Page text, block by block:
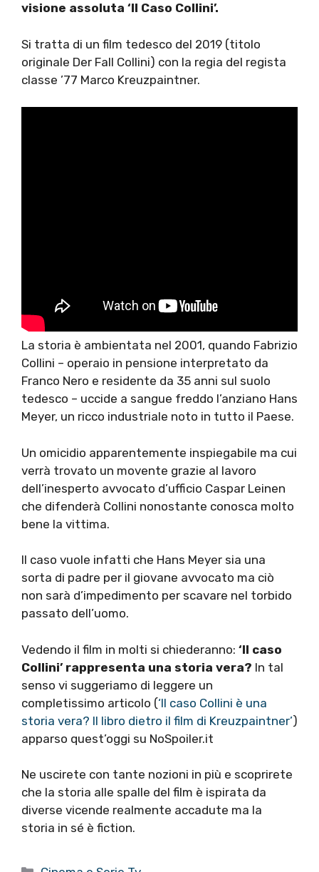
visione assoluta ‘Il Caso Collini’.
Si tratta di un film tedesco del 2019 (titolo
originale Der Fall Collini) con la regia del regista
classe ’77 Marco Kreuzpaintner.
La storia è ambientata nel 2001, quando Fabrizio
Collini – operaio in pensione interpretato da
Franco Nero e residente da 35 anni sul suolo
tedesco – uccide a sangue freddo l’anziano Hans
Meyer, un ricco industriale noto in tutto il Paese.
Un omicidio apparentemente inspiegabile ma cui
verrà trovato un movente grazie al lavoro
dell’inesperto avvocato d’ufficio Caspar Leinen
che difenderà Collini nonostante conosca molto
bene la vittima.
Il caso vuole infatti che Hans Meyer sia una
sorta di padre per il giovane avvocato ma ciò
non sarà d’impedimento per scavare nel torbido
passato dell’uomo.
Vedendo il film in molti si chiederanno: ‘Il caso
Collini’ rappresenta una storia vera? In tal
senso vi suggeriamo di leggere un
completissimo articolo (‘Il caso Collini è una
storia vera? Il libro dietro il film di Kreuzpaintner’)
apparso quest’oggi su NoSpoiler.it
Ne uscirete con tante nozioni in più e scoprirete
che la storia alle spalle del film è ispirata da
diverse vicende realmente accadute ma la
storia in sé è fiction.